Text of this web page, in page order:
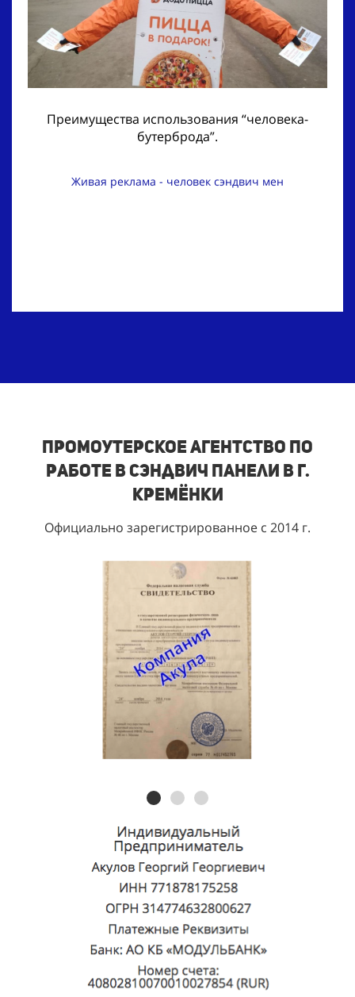
Преимущества использования “человека-
бутерброда”.
Живая реклама - человек сэндвич мен
Промоутерское агентство по
работе в сэндвич панели в г.
Кремёнки
Официально зарегистрированное с 2014 г.